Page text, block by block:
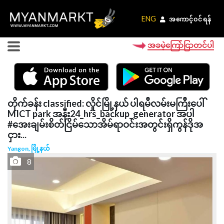
ENG အကောင့်ဝင်ရန်
ENG အကောင့်ဝင်ရန်
အခမဲ့ကြော်ငြာတင်ပါ
တိုက်ခန်း classified: လှိုင်မြို့နယ် ပါရမီလမ်းမကြီးပေါ်
MICT park အနီး24_hrs_backup_generator အပါ
#အေးချမ်းစိတ်ငြိမ်သောအိမ်ရာဝင်းအတွင်းရှိကွန်ဒိုအ
ငှား...
Yangon, မြို့နယ်
8